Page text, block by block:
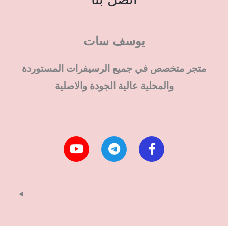
يوسف سات
متجر متخصص في جميع الرسيفرات المستوردة
والمحلية عالية الجودة والاصلية